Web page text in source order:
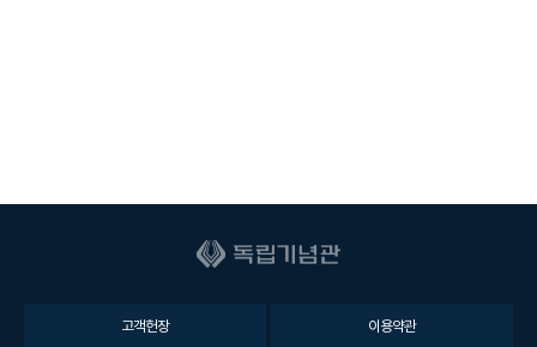
고객헌장 이용약관